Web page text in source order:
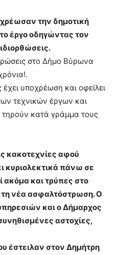
την δημοτική
έργο οδηγώντας τον
στο Δήμο Βύρωνα
υποχρέωση και οφείλει
τεχνικών έργων και
τηρούν κατά γράμμα τους
κακοτεχνίες αφού
κυριολεκτικά πάνω σε
ακόμα και τρύπες στο
νέα ασφαλτόστρωση. Ο
και ο Δήμαρχος
αστοχίες,
έστειλαν στον Δημήτρη